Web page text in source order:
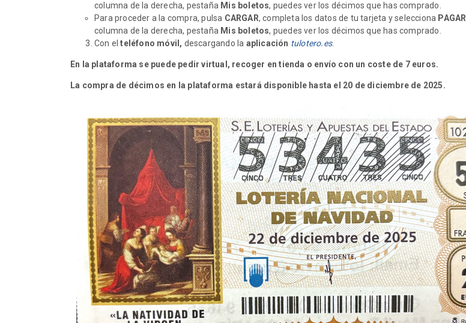
columna de la derecha, pestaña Mis boletos, puedes ver los décimos que has comprado.
Para proceder a la compra, pulsa CARGAR, completa los datos de tu tarjeta y selecciona PAGAR
columna de la derecha, pestaña Mis boletos, puedes ver los décimos que has comprado.
Con elteléfono móvil, descargando la aplicación tulotero.es.
En la plataforma se puede pedir virtual, recoger en tienda o envío con un coste de 7 euros.
La compra de décimos en la plataforma estará disponible hasta el 20 de diciembre de 2025.